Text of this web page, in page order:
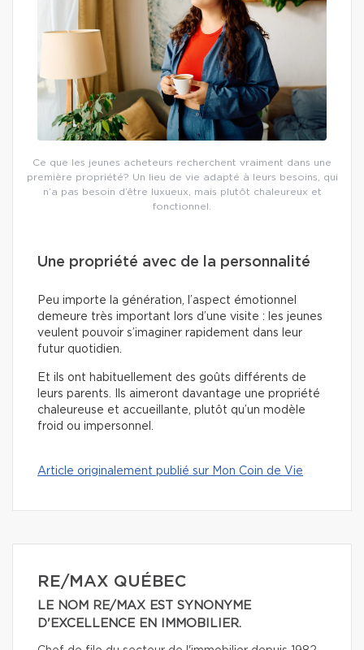
Ce que les jeunes acheteurs recherchent vraiment dans une
première propriété? Un lieu de vie adapté à leurs besoins, qui
n’a pas besoin d’être luxueux, mais plutôt chaleureux et
fonctionnel.
Une propriété avec de la personnalité
Peu importe la génération, l’aspect émotionnel
demeure très important lors d’une visite : les jeunes
veulent pouvoir s’imaginer rapidement dans leur
futur quotidien.
Et ils ont habituellement des goûts différents de
leurs parents. Ils aimeront davantage une propriété
chaleureuse et accueillante, plutôt qu’un modèle
froid ou impersonnel.
Article originalement publié sur Mon Coin de Vie
RE/MAX QUÉBEC
LE NOM RE/MAX EST SYNONYME
D'EXCELLENCE EN IMMOBILIER.